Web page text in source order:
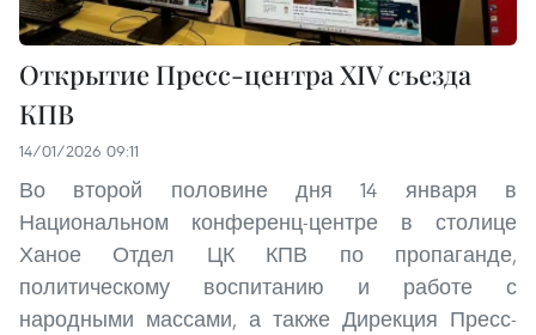
Открытие Пресс-центра XIV съезда
КПВ
14/01/2026 09:11
Во второй половине дня 14 января в
Национальном конференц-центре в столице
Ханое Отдел ЦК КПВ по пропаганде,
политическому воспитанию и работе с
народными массами, а также Дирекция Пресс-